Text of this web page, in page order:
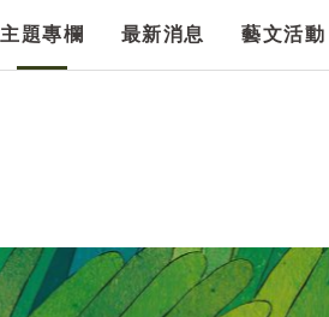
主題專欄 最新消息 藝文活動